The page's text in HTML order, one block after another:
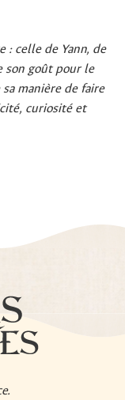
: celle de Yann, de
son goût pour le
manière de faire
curiosité et